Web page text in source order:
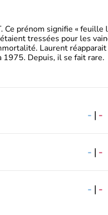
Ce prénom signifie « feuille
tressées pour les
Laurent
1975. Depuis, il se fait rare.
- | -
- | -
- | -